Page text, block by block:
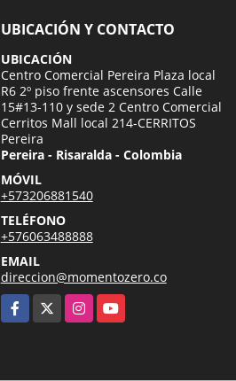
UBICACIÓN Y CONTACTO
UBICACIÓN
Centro Comercial Pereira Plaza local
R6 2º piso frente ascensores Calle
15#13-110 y sede 2 Centro Comercial
Cerritos Mall local 214-CERRITOS
Pereira
Pereira - Risaralda - Colombia
MÓVIL
+573206881540
TELÉFONO
+576063488888
EMAIL
direccion@momentozero.co
Facebook
InstagramYouTube